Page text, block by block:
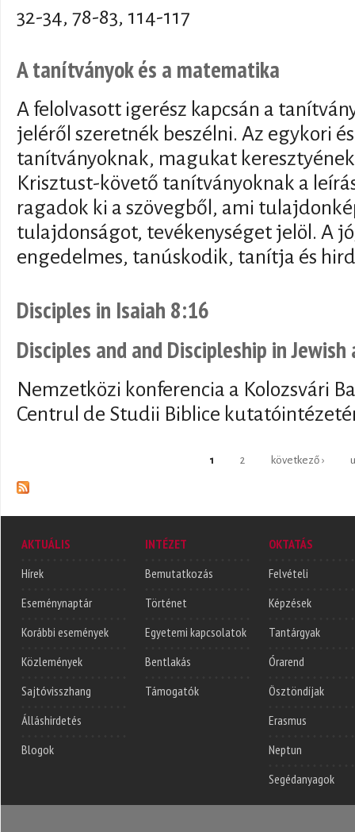
32-34, 78-83, 114-117
A tanítványok és a matematika
A felolvasott igerész kapcsán a
jeléről szeretnék beszélni. Az egykori
tanítványoknak, magukat
Krisztust-követő tanítványoknak a
ragadok ki a szövegből, ami
tulajdonságot, tevékenységet jelöl. A
engedelmes, tanúskodik, tanítja és
Disciples in Isaiah 8:16
Disciples and and Discipleship in
Nemzetközi konferencia a Kolozsvári
Centrul de Studii Biblice
1 2 következő ›
AKTUÁLIS
Hírek
Eseménynaptár
Korábbi események
Közlemények
Sajtóvisszhang
Álláshirdetés
Blogok
INTÉZET
Bemutatkozás
Történet
Egyetemi kapcsolatok
Bentlakás
Támogatók
OKTATÁS
Felvételi
Képzések
Tantárgyak
Órarend
Ösztöndíjak
Erasmus
Neptun
Segédanyagok